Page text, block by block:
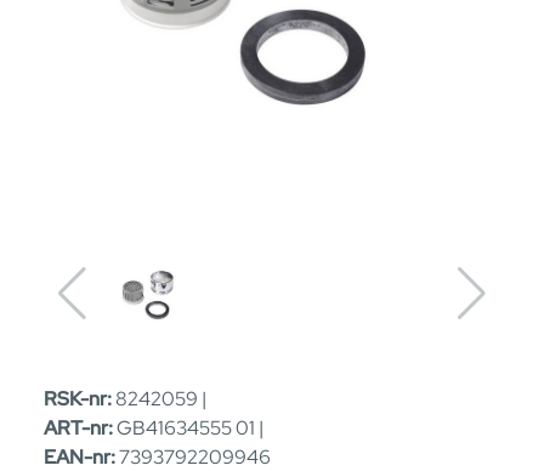
RSK-nr:8242059 |
ART-nr:GB41634555 01 |
EAN-nr:7393792209946